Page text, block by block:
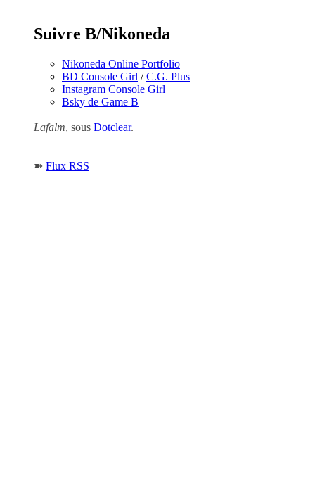
Suivre B/Nikoneda
Nikoneda Online Portfolio
BD Console Girl /C.G. Plus
Instagram Console Girl
Bsky de Game B
Lafalm, sous Dotclear.
➽ Flux RSS